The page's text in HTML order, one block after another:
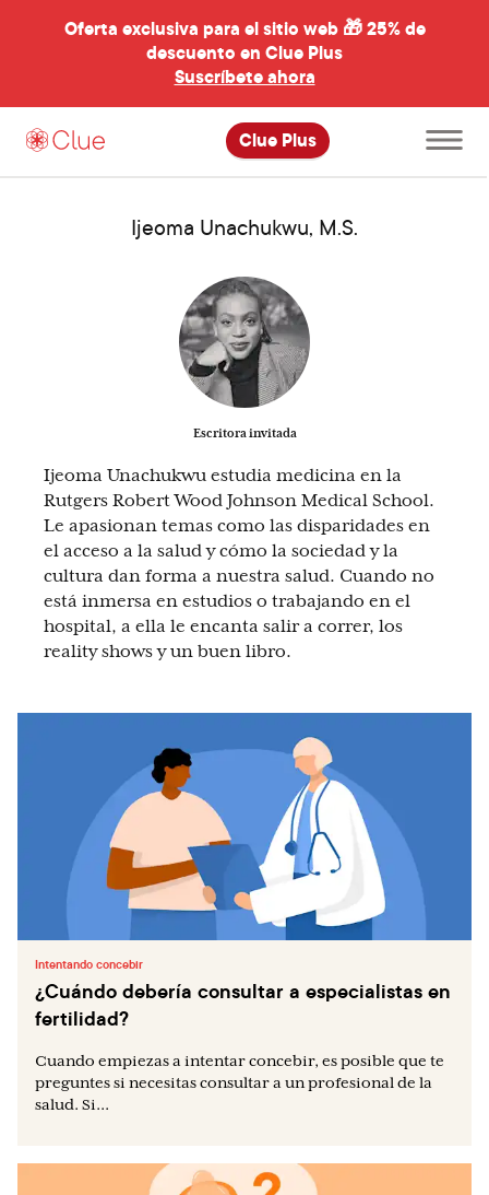
Oferta exclusiva para el sitio web 🎁25% de
descuento en Clue Plus
Suscríbete ahora
Clue Plus
Abre
el
menú
Ijeoma Unachukwu, M.S.
Escritora invitada
Ijeoma Unachukwu estudia medicina en la
Rutgers Robert Wood Johnson Medical School.
Le apasionan temas como las disparidades en
el acceso a la salud y cómo la sociedad y la
cultura dan forma a nuestra salud. Cuando no
está inmersa en estudios o trabajando en el
hospital, a ella le encanta salir a correr, los
reality shows y un buen libro.
Intentando concebir
¿Cuándo debería consultar a especialistas en
fertilidad?
Cuando empiezas a intentar concebir, es posible que te
preguntes si necesitas consultar a un profesional de la
salud. Si...